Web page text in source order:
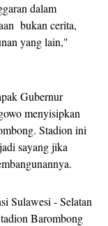
dalam
bukan cerita,
yang lain,"
Gubernur
menyisipkan
Stadion ini
sayang jika
Sulawesi - Selatan
Barombong